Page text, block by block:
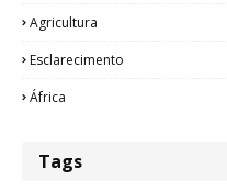
Agricultura
Esclarecimento
África
Tags